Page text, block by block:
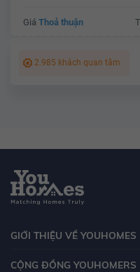
Giá Thoả thuận
2.985 khách quan tâm
GIỚI THIỆU VỀ YOUHOMES
CỘNG ĐỒNG YOUHOMERS